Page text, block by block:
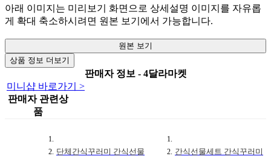
아래 이미지는 미리보기 화면으로 상세설명 이미지를 자유롭
게 확대 축소하시려면 원본 보기에서 가능합니다.
원본 보기
상품 정보 더보기
판매자 정보 - 4달라마켓
미니샵 바로가기 >
판매자 관련상
품
단체간식꾸러미 간식선물
간식선물세트 간식꾸러미